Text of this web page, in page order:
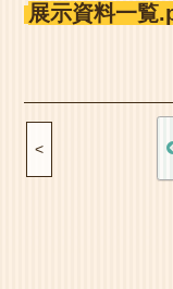
展示資料一覧
<